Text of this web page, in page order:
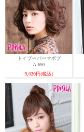
トイプーパーマボブ
A-690
9,020円(税込)